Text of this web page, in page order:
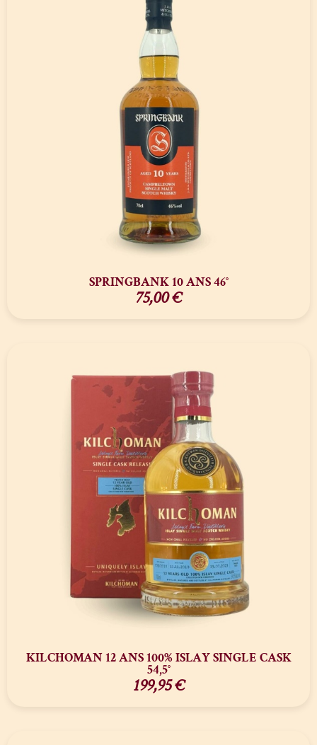
SPRINGBANK 10 ANS 46°
75,00€
KILCHOMAN 12 ANS 100% ISLAY SINGLE CASK
54,5°
199,95€